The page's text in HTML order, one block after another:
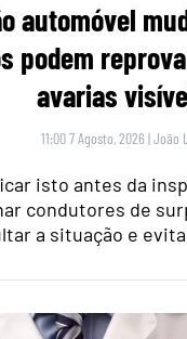
automóvel
podem
avarias
11:00 7 Agosto, 2026 |João
isto antes da
condutores de
a situação e